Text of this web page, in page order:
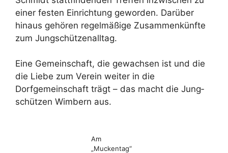
einer festen Einrichtung geworden. Darüber
hinaus gehören regelmäßige Zusammenkünfte
zum Jungschützenalltag.
Eine Gemeinschaft, die gewachsen ist und die
die Liebe zum Verein weiter in die
Dorfgemeinschaft trägt – das macht die Jung­
schützen Wimbern aus.
Am
„Muckentag“